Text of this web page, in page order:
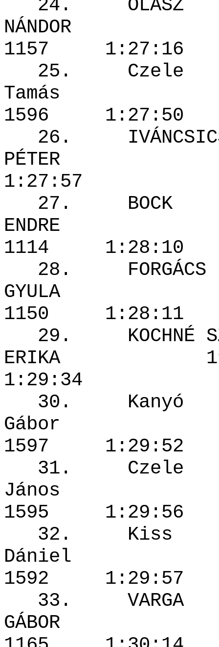
24. OLASZ
1157
25. Czele
1596
26.
PÉTER
1:27:57
27. BOCK
1114
28. FORGÁCS
1150
29. KOCHNÉ
ERIKA
1:29:34
30. Kanyó
1597
31. Czele
1595
32. Kiss
1592
33. VARGA